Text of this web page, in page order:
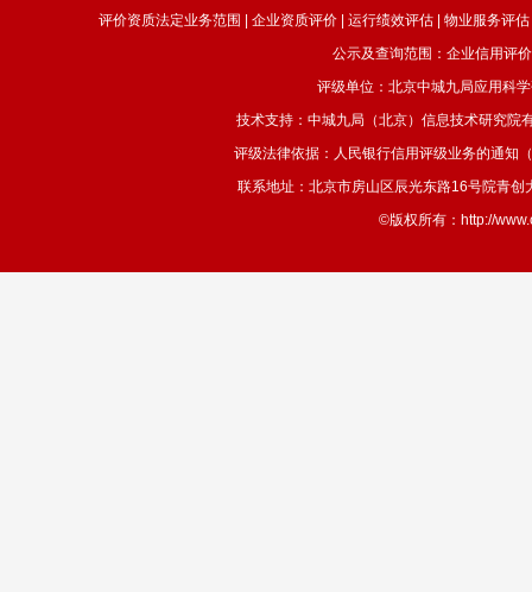
评价资质法定业务范围 | 企业资质评价 | 运行绩效评估 | 物业服务评
公示及查询范围：企业信用评
评级单位：北京中城九局应用科
技术支持：中城九局（北京）信息技术研究院
评级法律依据：人民银行信用评级业务的通知
联系地址：北京市房山区辰光东路16号院青
©版权所有：http://